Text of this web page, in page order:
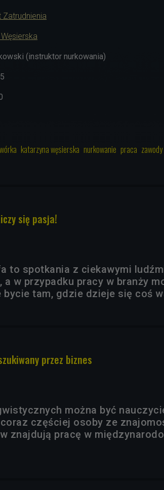
Zatrudnienia
(instruktor nurkowania)
katarzyna węsierska nurkowanie praca zawody
się pasja!
to spotkania z ciekawymi
a w przypadku pracy w branży
bycie tam, gdzie dzieje się coś
przez biznes
można być
częściej osoby ze
znajdują pracę w